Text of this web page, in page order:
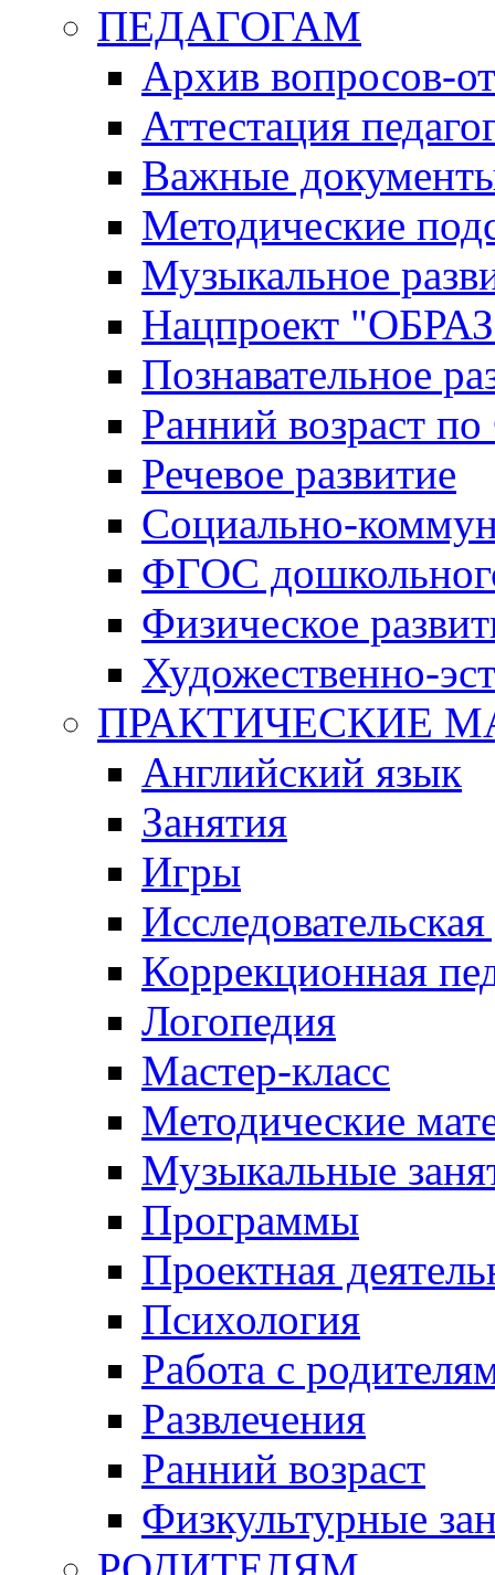
ПЕДАГОГАМ
Архив вопросов-
Аттестация
Важные
Методические
Музыкальное
Нацпроект
Познавательное
Ранний возраст
Речевое развитие
Социально-
ФГОС
Физическое
Художественно-
ПРАКТИЧЕСКИЕ
Английский язык
Занятия
Игры
Коррекционная
Логопедия
Мастер-класс
Методические
Музыкальные
Программы
Проектная
Психология
Работа с
Развлечения
Ранний возраст
Физкультурные